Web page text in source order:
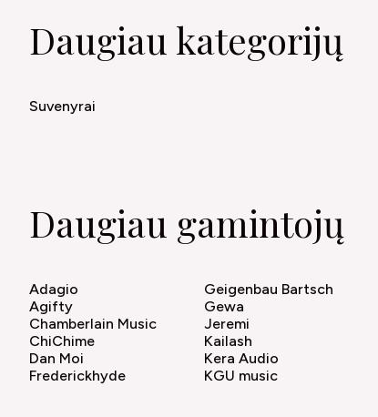
Daugiau kategorijų
Suvenyrai
Daugiau gamintojų
Adagio
Agifty
Chamberlain Music
ChiChime
Dan Moi
Frederickhyde
Geigenbau Bartsch
Gewa
Jeremi
Kailash
Kera Audio
KGU music